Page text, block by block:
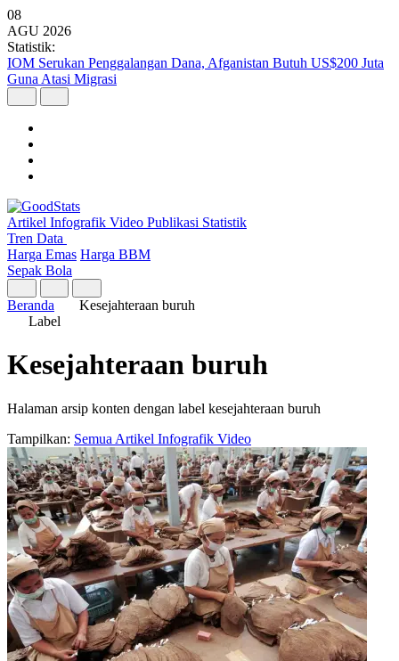
08
AGU 2026
Statistik:
IOM Serukan Penggalangan Dana, Afganistan Butuh US$200 Juta
Guna Atasi Migrasi
Artikel Infografik Video Publikasi Statistik
Tren Data
Harga Emas Harga BBM
Sepak Bola
Beranda
Kesejahteraan buruh
Label
Kesejahteraan buruh
Halaman arsip konten dengan label kesejahteraan buruh
Tampilkan: Semua Artikel Infografik Video